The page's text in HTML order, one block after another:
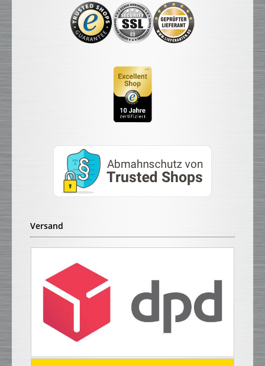
Versand